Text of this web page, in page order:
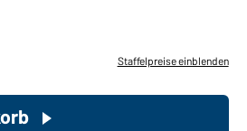
Bedarf einkaufen?
geht's zu unserem
Endkundenshop
Staffelpreise einblenden